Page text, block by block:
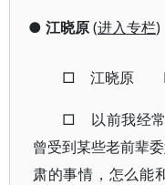
● 江晓原(进入专栏)
□ 江晓原
□ 以前我经常
曾受到某些老前辈
肃的事情，怎么能